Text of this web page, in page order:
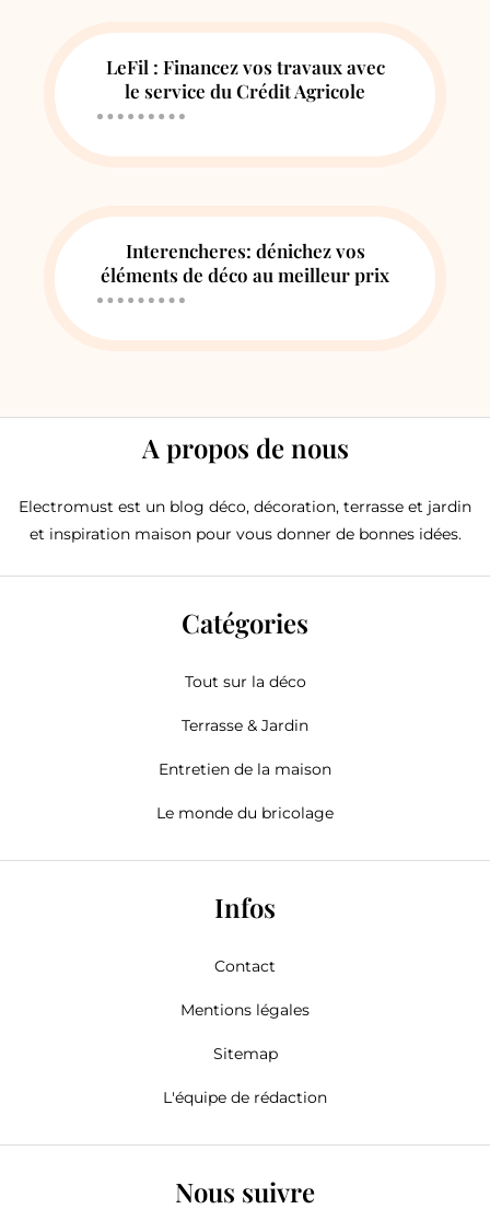
LeFil : Financez vos travaux avec
le service du Crédit Agricole
Interencheres: dénichez vos
éléments de déco au meilleur prix
A propos de nous
Electromust est un blog déco, décoration, terrasse et jardin
et inspiration maison pour vous donner de bonnes idées.
Catégories
Tout sur la déco
Terrasse & Jardin
Entretien de la maison
Le monde du bricolage
Infos
Contact
Mentions légales
Sitemap
L'équipe de rédaction
Nous suivre